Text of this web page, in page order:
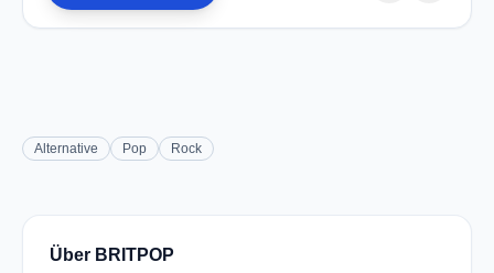
Alternative Pop Rock
Über BRITPOP